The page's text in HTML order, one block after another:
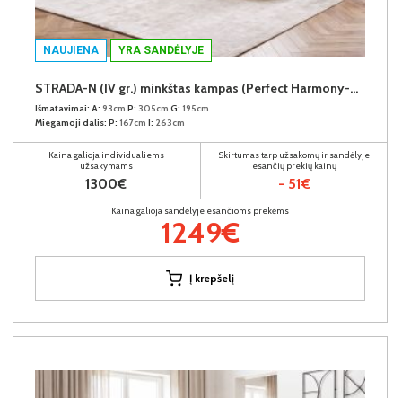
NAUJIENA YRA SANDĖLYJE
STRADA-N (IV gr.) minkštas kampas (Perfect Harmony-04) K
Išmatavimai: A: 93cm P: 305cm G: 195cm
Miegamoji dalis: P: 167cm I: 263cm
Kaina galioja individualiems
užsakymams
1300€
Skirtumas tarp užsakomų ir sandėlyje
esančių prekių kainų
- 51€
Kaina galioja sandėlyje esančioms prekėms
1249€
Į krepšelį